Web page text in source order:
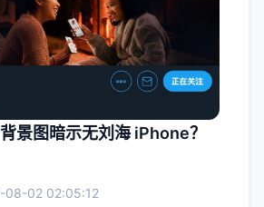
景图暗示无刘海 iPhone？
08-02 02:05:12